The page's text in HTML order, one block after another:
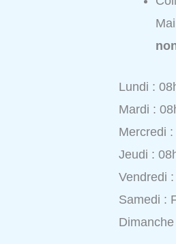
Lundi :
Mardi :
Mercredi
Jeudi :
Vendredi
Samedi :